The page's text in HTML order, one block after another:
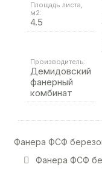
Площадь листа,
м2:
4.5
Производитель:
Демидовский
фанерный
комбинат
Фанера ФСФ
Фанера ФСФ